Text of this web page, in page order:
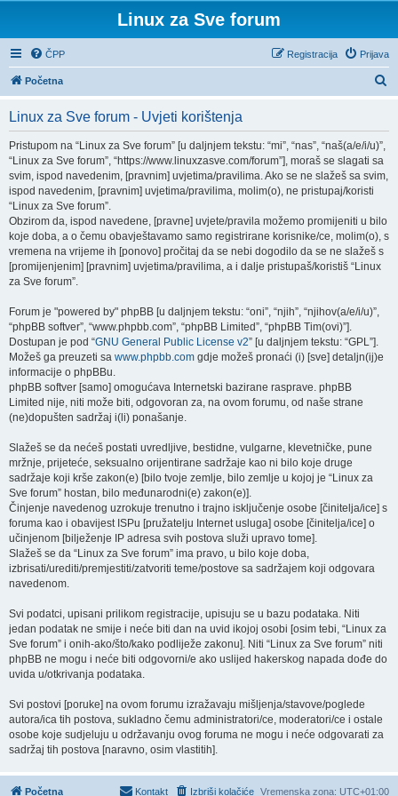
Linux za Sve forum
ČPP Prijava
Registracija
Početna
Linux za Sve forum - Uvjeti korištenja
Pristupom na “Linux za Sve forum” [u daljnjem tekstu: “mi”, “nas”, “naš(a/e/i/u)”,
“Linux za Sve forum”, “https://www.linuxzasve.com/forum”], moraš se slagati sa
svim, ispod navedenim, [pravnim] uvjetima/pravilima. Ako se ne slažeš sa svim,
ispod navedenim, [pravnim] uvjetima/pravilima, molim(o), ne pristupaj/koristi
“Linux za Sve forum”.
Obzirom da, ispod navedene, [pravne] uvjete/pravila možemo promijeniti u bilo
koje doba, a o čemu obavještavamo samo registrirane korisnike/ce, molim(o), s
vremena na vrijeme ih [ponovo] pročitaj da se nebi dogodilo da se ne slažeš s
[promijenjenim] [pravnim] uvjetima/pravilima, a i dalje pristupaš/koristiš “Linux
za Sve forum”.
Forum je "powered by" phpBB [u daljnjem tekstu: “oni”, “njih”, “njihov(a/e/i/u)”,
“phpBB softver”, “www.phpbb.com”, “phpBB Limited”, “phpBB Tim(ovi)”].
Dostupan je pod “GNU General Public License v2” [u daljnjem tekstu: “GPL”].
Možeš ga preuzeti sa www.phpbb.com gdje možeš pronaći (i) [sve] detaljn(ij)e
informacije o phpBBu.
phpBB softver [samo] omogućava Internetski bazirane rasprave. phpBB
Limited nije, niti može biti, odgovoran za, na ovom forumu, od naše strane
(ne)dopušten sadržaj i(li) ponašanje.
Slažeš se da nećeš postati uvredljive, bestidne, vulgarne, klevetničke, pune
mržnje, prijeteće, seksualno orijentirane sadržaje kao ni bilo koje druge
sadržaje koji krše zakon(e) [bilo tvoje zemlje, bilo zemlje u kojoj je “Linux za
Sve forum” hostan, bilo međunarodni(e) zakon(e)].
Činjenje navedenog uzrokuje trenutno i trajno isključenje osobe [činitelja/ice] s
foruma kao i obavijest ISPu [pružatelju Internet usluga] osobe [činitelja/ice] o
učinjenom [bilježenje IP adresa svih postova služi upravo tome].
Slažeš se da “Linux za Sve forum” ima pravo, u bilo koje doba,
izbrisati/urediti/premjestiti/zatvoriti teme/postove sa sadržajem koji odgovara
navedenom.
Svi podatci, upisani prilikom registracije, upisuju se u bazu podataka. Niti
jedan podatak ne smije i neće biti dan na uvid ikojoj osobi [osim tebi, “Linux za
Sve forum” i onih-ako/što/kako podliježe zakonu]. Niti “Linux za Sve forum” niti
phpBB ne mogu i neće biti odgovorni/e ako uslijed hakerskog napada dođe do
uvida u/otkrivanja podataka.
Svi postovi [poruke] na ovom forumu izražavaju mišljenja/stavove/poglede
autora/ica tih postova, sukladno čemu administratori/ce, moderatori/ce i ostale
osobe koje sudjeluju u održavanju ovog foruma ne mogu i neće odgovarati za
sadržaj tih postova [naravno, osim vlastitih].
Početna Vremenska zona: UTC+01:00
Izbriši kolačiće
Kontakt